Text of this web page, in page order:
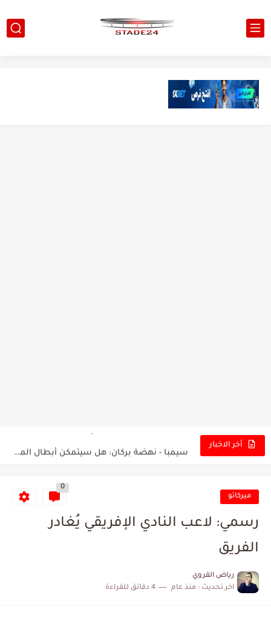
أخر الاخبار
البرنامج الكامل لنهائي البطولة بين الاتحاد المنستيري والنادي الإفريقي ميركاتو
0
رسمي: لاعب النادي الإفريقي يُغادر
الفريق
رياض القروي
اخر تحديث : منذ عام 4 دقائق للقراءة